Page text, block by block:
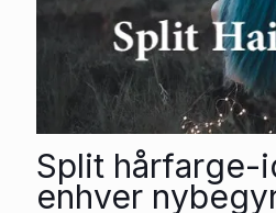
Split hårfarge-
enhver